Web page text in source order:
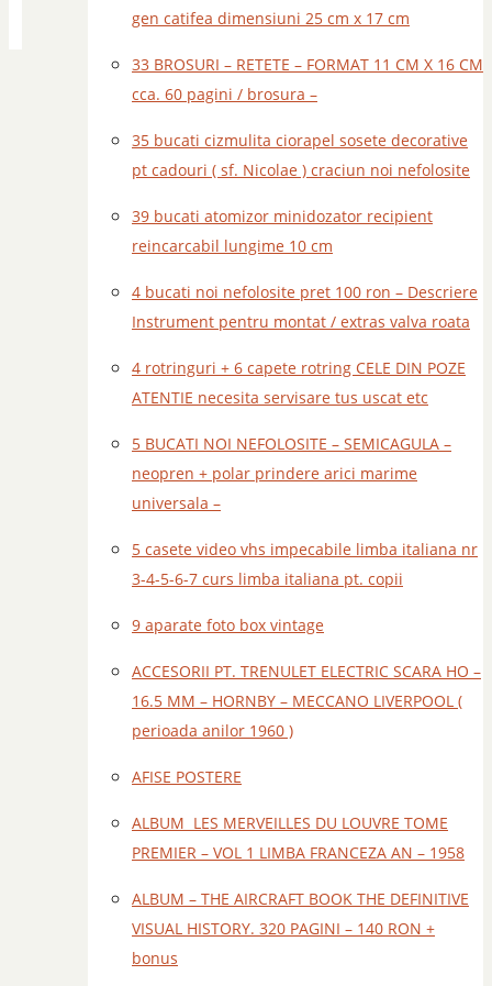
gen catifea dimensiuni 25 cm x 17 cm
33 BROSURI – RETETE – FORMAT 11 CM X 16 CM
cca. 60 pagini / brosura –
35 bucati cizmulita ciorapel sosete decorative
pt cadouri ( sf. Nicolae ) craciun noi nefolosite
39 bucati atomizor minidozator recipient
reincarcabil lungime 10 cm
4 bucati noi nefolosite pret 100 ron – Descriere
Instrument pentru montat / extras valva roata
4 rotringuri + 6 capete rotring CELE DIN POZE
ATENTIE necesita servisare tus uscat etc
5 BUCATI NOI NEFOLOSITE – SEMICAGULA –
neopren + polar prindere arici marime
universala –
5 casete video vhs impecabile limba italiana nr
3-4-5-6-7 curs limba italiana pt. copii
9 aparate foto box vintage
ACCESORII PT. TRENULET ELECTRIC SCARA HO –
16.5 MM – HORNBY – MECCANO LIVERPOOL (
perioada anilor 1960 )
AFISE POSTERE
ALBUM LES MERVEILLES DU LOUVRE TOME
PREMIER – VOL 1 LIMBA FRANCEZA AN – 1958
ALBUM – THE AIRCRAFT BOOK THE DEFINITIVE
VISUAL HISTORY. 320 PAGINI – 140 RON +
bonus